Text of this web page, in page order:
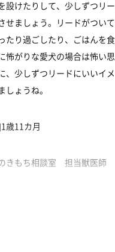
設けたりして、少しずつリ
せましょう。リードがつい
たり過ごしたり、ごはんを
怖がりな愛犬の場合は怖い
、少しずつリードにいいイ
しょうね。
歳11カ月
きもち相談室 担当獣医師